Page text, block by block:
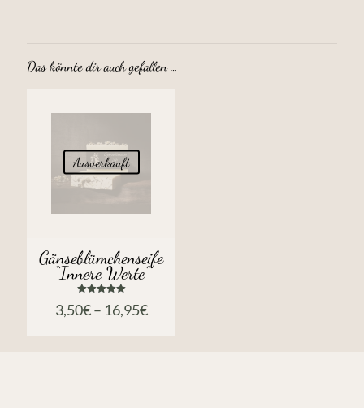
Das könnte dir auch gefallen …
Ausverkauft
Gänseblümchenseife
“Innere Werte”
mit
3,50€– 16,95€